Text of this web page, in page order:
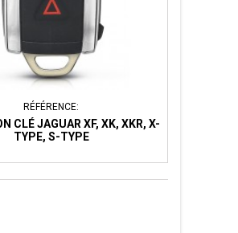
RÉFÉRENCE:
CLÉ JAGUAR XF, XK, XKR, X-
TYPE, S-TYPE